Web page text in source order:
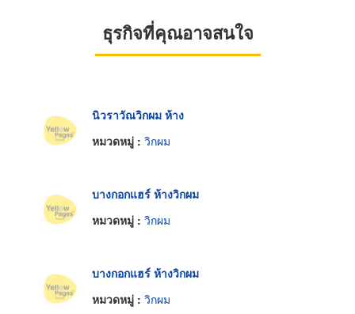
ธุรกิจที่คุณอาจสนใจ
นิวราวัณวิกผม ห้าง
หมวดหมู่ : วิกผม
บางกอกแฮร์ ห้างวิกผม
หมวดหมู่ : วิกผม
บางกอกแฮร์ ห้างวิกผม
หมวดหมู่ : วิกผม